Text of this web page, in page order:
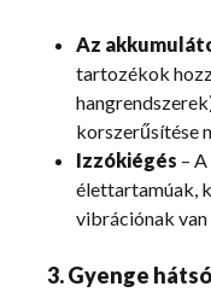
Az
tartozékok
korszerűsítése
Izzókiégés –
élettartamúak,
vibrációnak
3. Gyenge